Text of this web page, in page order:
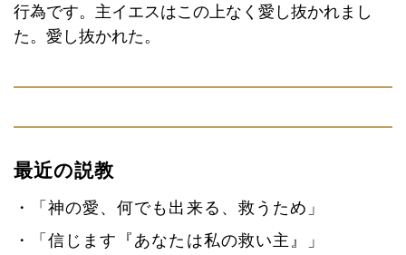
行為です。主イエスはこの上なく愛し抜かれまし
た。愛し抜かれた。
最近の説教
「神の愛、何でも出来る、救うため」
「信じます『あなたは私の救い主』」